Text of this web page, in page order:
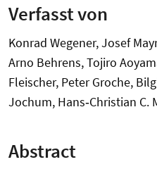
Verfasst von
Konrad Wegener, Josef
Arno Behrens, Tojiro
Fleischer, Peter Groche,
Jochum, Hans‐Christian C.
Abstract